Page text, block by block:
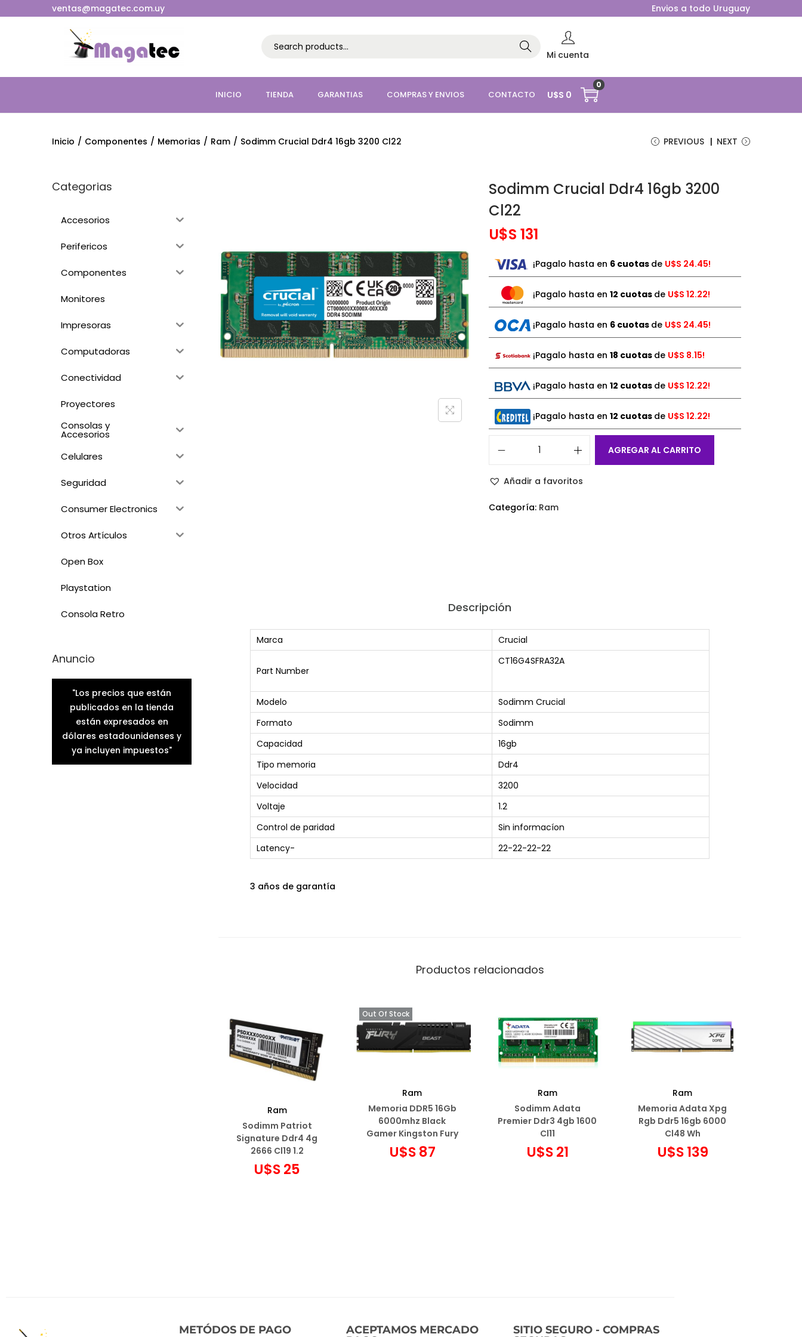
ventas@magatec.com.uy Envios a todo Uruguay
Searc
h
Mi cuenta
INICIO TIENDA GARANTIAS COMPRAS Y ENVIOS CONTACTO U$S 0
0
Inicio / Componentes / Memorias / Ram / Sodimm Crucial Ddr4 16gb 3200 Cl22 PREVIOUS NEXT
Sodimm Crucial Ddr4 16gb 3200
Cl22
U$S 131
¡Pagalo hasta en 6 cuotas de U$S 24.45!
¡Pagalo hasta en 12 cuotas de U$S 12.22!
¡Pagalo hasta en 6 cuotas de U$S 24.45!
¡Pagalo hasta en 18 cuotas de U$S 8.15!
¡Pagalo hasta en 12 cuotas de U$S 12.22!
¡Pagalo hasta en 12 cuotas de U$S 12.22!
AGREGAR AL CARRITO
Añadir a favoritos
Categoría: Ram
Descripción
Marca Crucial
Part Number
CT16G4SFRA32A
Modelo
Sodimm Crucial
Formato
Sodimm
Capacidad
16gb
Tipo memoria
Ddr4
Velocidad
3200
Voltaje
1.2
Control de paridad
Sin informacíon
Latency-
22-22-22-22
3 años de garantía
Productos relacionados
Ram
Sodimm Patriot
Signature Ddr4 4g
2666 Cl19 1.2
U$S25
Out Of Stock
Ram
Memoria DDR5 16Gb
6000mhz Black
Gamer Kingston Fury
U$S87
Ram
Sodimm Adata
Premier Ddr3 4gb 1600
Cl11
U$S21
Ram
Memoria Adata Xpg
Rgb Ddr5 16gb 6000
Cl48 Wh
U$S139
Categorias
Accesorios
Perifericos
Componentes
Monitores
Impresoras
Computadoras
Conectividad
Proyectores
Consolas y
Accesorios
Celulares
Seguridad
Consumer Electronics
Otros Artículos
Open Box
Playstation
Consola Retro
Anuncio
"Los precios que están
publicados en la tienda
están expresados en
dólares estadounidenses y
ya incluyen impuestos"
METÓDOS DE PAGO
ACEPTAMOS MERCADO
SITIO SEGURO - COMPRAS